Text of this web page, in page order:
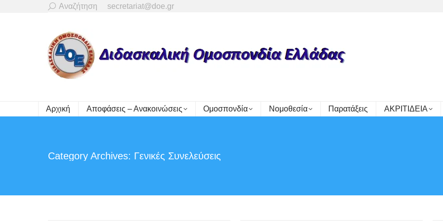
Search:
Αναζήτηση secretariat@doe.gr
Αρχική Αποφάσεις – Ανακοινώσεις Ομοσπονδία Νομοθεσία Παρατάξεις ΑΚΡΙΤΙΔΕΙΑ
Category Archives: Γενικές Συνελεύσεις